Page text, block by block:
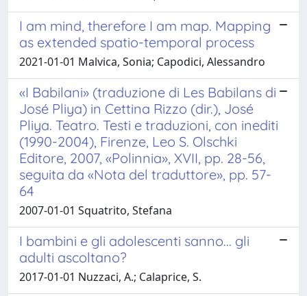
I am mind, therefore I am map. Mapping
as extended spatio-temporal process
2021-01-01 Malvica, Sonia; Capodici, Alessandro
«I Babilani» (traduzione di Les Babilans di
José Pliya) in Cettina Rizzo (dir.), José
Pliya. Teatro. Testi e traduzioni, con inediti
(1990-2004), Firenze, Leo S. Olschki
Editore, 2007, «Polinnia», XVII, pp. 28-56,
seguita da «Nota del traduttore», pp. 57-
64
2007-01-01 Squatrito, Stefana
I bambini e gli adolescenti sanno... gli
adulti ascoltano?
2017-01-01 Nuzzaci, A.; Calaprice, S.